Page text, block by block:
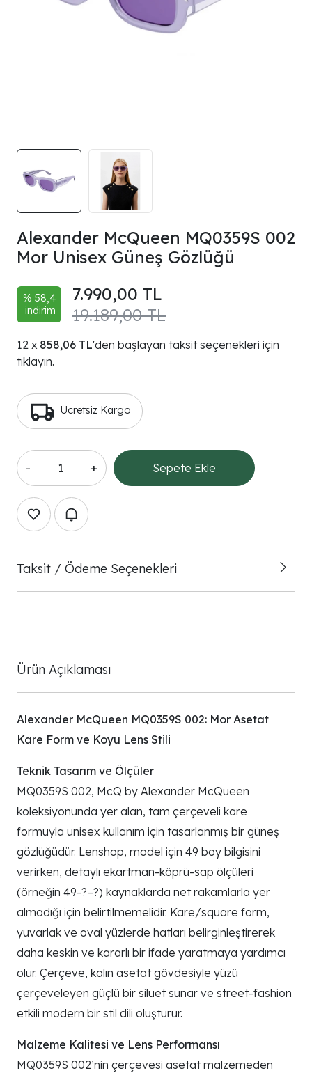
Alexander McQueen MQ0359S 002
Mor Unisex Güneş Gözlüğü
% 58,4
indirim
19.189,00 TL
7.990,00 TL
858,06 TL'den başlayan taksit seçenekleri için
tıklayın.
Ücretsiz Kargo
- + Sepete Ekle
Taksit / Ödeme Seçenekleri
Ürün Açıklaması
Alexander McQueen MQ0359S 002: Mor Asetat
Kare Form ve Koyu Lens Stili
Teknik Tasarım ve Ölçüler
MQ0359S 002, McQ by Alexander McQueen
koleksiyonunda yer alan, tam çerçeveli kare
formuyla unisex kullanım için tasarlanmış bir güneş
gözlüğüdür. Lenshop, model için 49 boy bilgisini
verirken, detaylı ekartman-köprü-sap ölçüleri
(örneğin 49-?–?) kaynaklarda net rakamlarla yer
almadığı için belirtilmemelidir. Kare/square form,
yuvarlak ve oval yüzlerde hatları belirginleştirerek
daha keskin ve kararlı bir ifade yaratmaya yardımcı
olur. Çerçeve, kalın asetat gövdesiyle yüzü
çerçeveleyen güçlü bir siluet sunar ve street-fashion
etkili modern bir stil dili oluşturur.
Malzeme Kalitesi ve Lens Performansı
MQ0359S 002’nin çerçevesi asetat malzemeden